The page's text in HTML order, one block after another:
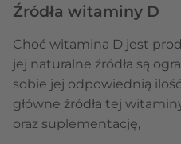
Źródła witaminy D
Choć witamina D jest
jej naturalne źródła są
sobie jej odpowiednią
główne źródła tej
oraz suplementację,